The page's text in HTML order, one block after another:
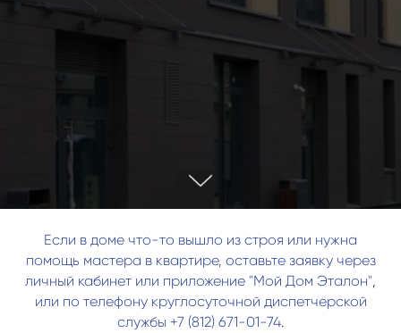
Если в доме что-то вышло из строя или нужна
помощь мастера в квартире, оставьте заявку через
личный кабинет или приложение "Мой Дом Эталон",
или по телефону круглосуточной диспетчерской
службы +7 (812) 671-01-74.